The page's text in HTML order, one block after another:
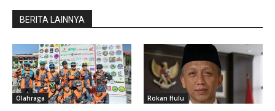
BERITA LAINNYA
Olahraga Rokan Hulu